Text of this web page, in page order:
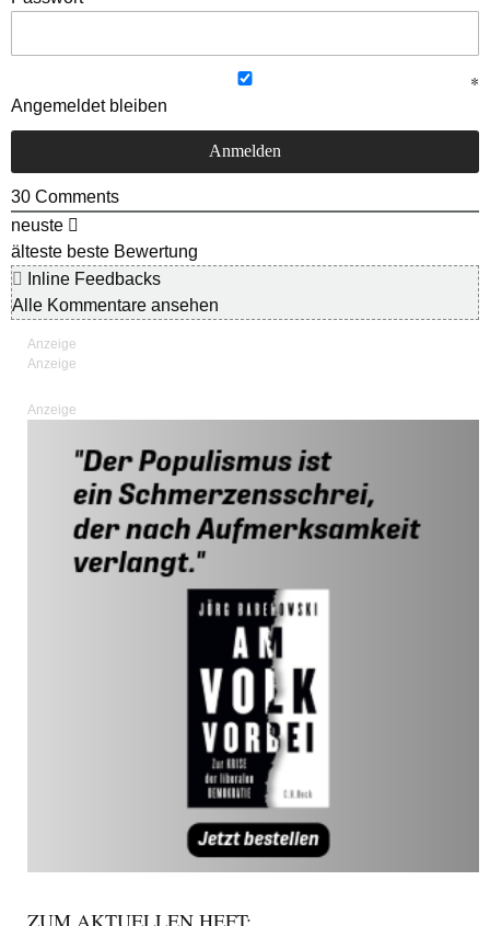
Angemeldet bleiben
30 Comments
neuste
älteste beste Bewertung
Inline Feedbacks
Alle Kommentare ansehen
Anzeige
ZUM AKTUELLEN HEFT: